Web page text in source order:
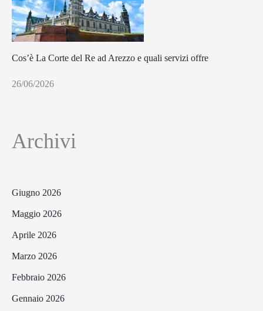
Cos’è La Corte del Re ad Arezzo e quali servizi offre
26/06/2026
Archivi
Giugno 2026
Maggio 2026
Aprile 2026
Marzo 2026
Febbraio 2026
Gennaio 2026